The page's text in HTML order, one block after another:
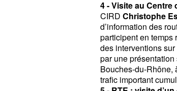
4 - Visite au Centre
CIRD Christophe
d’information des
participent en temps
des interventions
par une
Bouches-du-Rhône,
trafic important